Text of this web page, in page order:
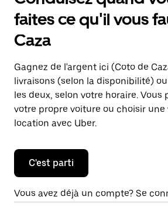
faites ce qu'il vous
Caza
Gagnez de l'argent ici (Coto de
livraisons (selon la disponibilité)
les deux, selon votre horaire. Vous
votre propre voiture ou choisir une
location avec Uber.
C'est parti
Vous avez déjà un compte? Se